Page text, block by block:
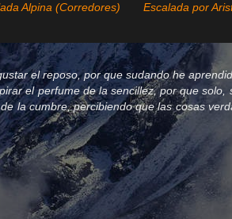
Alpina (Corredores) Escalada por
el reposo, por que sudando he
el perfume de la sencillez, por que
la cumbre, percibiendo que las cosas